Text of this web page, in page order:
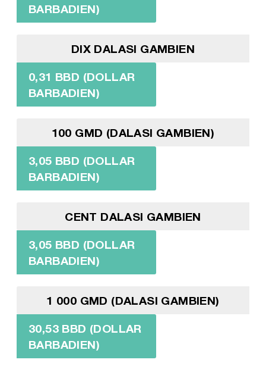
BARBADIEN)
DIX DALASI GAMBIEN
0,31 BBD (DOLLAR
BARBADIEN)
100 GMD (DALASI GAMBIEN)
3,05 BBD (DOLLAR
BARBADIEN)
CENT DALASI GAMBIEN
3,05 BBD (DOLLAR
BARBADIEN)
1 000 GMD (DALASI GAMBIEN)
30,53 BBD (DOLLAR
BARBADIEN)